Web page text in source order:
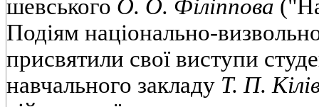
шевського О. О. Філіппова
Подіям національно-
присвятили свої виступи
навчального закладу Т. П.